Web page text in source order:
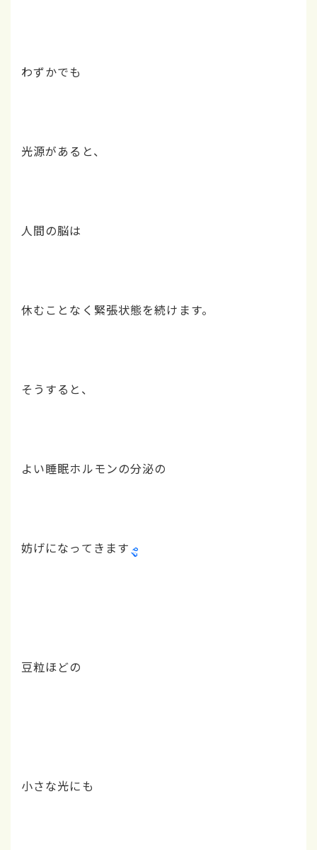
わずかでも
光源があると、
人間の脳は
休むことなく緊張状態を続けます。
そうすると、
よい睡眠ホルモンの分泌の
妨げになってきます
豆粒ほどの
小さな光にも